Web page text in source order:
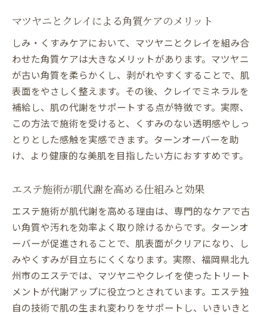
マツヤニとクレイによる角質ケアのメリット
しみ・くすみケアにおいて、マツヤニとクレイを組み合
わせた角質ケアは大きなメリットがあります。マツヤニ
が古い角質を柔らかくし、剥がれやすくすることで、肌
表面をやさしく整えます。その後、クレイでミネラルを
補給し、肌の代謝をサポートする点が特徴です。実際、
この方法で施術を受けると、くすみのない透明感やしっ
とりとした感触を実感できます。ターンオーバーを助
け、より健康的な美肌を目指したい方におすすめです。
エステ施術が肌代謝を高める仕組みと効果
エステ施術が肌代謝を高める理由は、専門的なケアで古
い角質や汚れを効率よく取り除けるからです。ターンオ
ーバーが促進されることで、肌表面がクリアになり、し
みやくすみが目立ちにくくなります。実際、福岡県北九
州市のエステでは、マツヤニやクレイを使ったトリート
メントが代謝アップに役立つとされています。エステ独
自の技術で肌の生まれ変わりをサポートし、いきいきと